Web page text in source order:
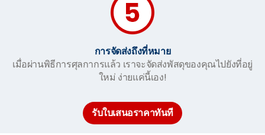
การจัดส่งถึงที่หมาย
เมื่อผ่านพิธีการศุลกากรแล้ว เราจะจัดส่งพัสดุของคุณไปยังที่อยู่
ใหม่ ง่ายแค่นี้เอง!
รับใบเสนอราคาทันที